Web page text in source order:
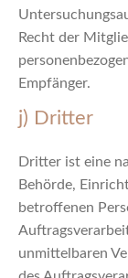
Recht der
Empfänger.
j) Dritter
Dritter ist eine
Behörde,
betroffenen
unmittelbaren